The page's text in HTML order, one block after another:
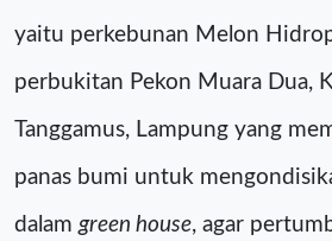
yaitu perkebunan Melon
perbukitan Pekon Muara Dua,
Tanggamus, Lampung yang
panas bumi untuk
dalam green house, agar